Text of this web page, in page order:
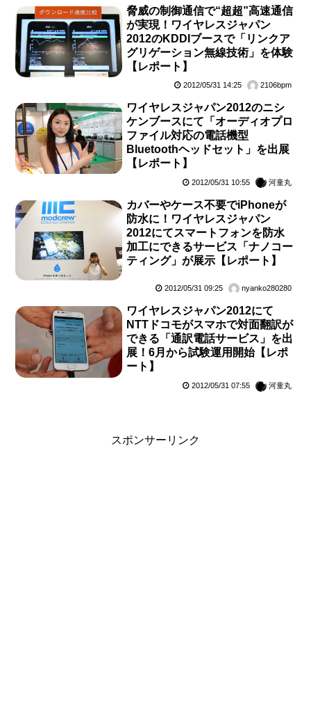
脅威の制御通信で“超超”高速通信
が実現！ワイヤレスジャパン
2012のKDDIブースで「リンクア
グリゲーション無線技術」を体験
【レポート】
2012/05/31 14:25 2106bpm
ワイヤレスジャパン2012のニシ
ケンブースにて「オーディオプロ
ファイル対応の電話機型
Bluetoothヘッドセット」を出展
【レポート】
2012/05/31 10:55 河童丸
カバーやケース不要でiPhoneが
防水に！ワイヤレスジャパン
2012にてスマートフォンを防水
加工にできるサービス「ナノコー
ティング」が展示【レポート】
2012/05/31 09:25 nyanko280280
ワイヤレスジャパン2012にて
NTTドコモがスマホで対面翻訳が
できる「通訳電話サービス」を出
展！6月から試験運用開始【レポ
ート】
2012/05/31 07:55 河童丸
スポンサーリンク